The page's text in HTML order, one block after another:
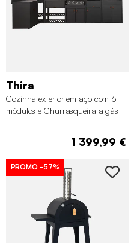
Thira
Cozinha exterior em aço com 6
módulos e Churrasqueira a gás
1 399,99 €
PROMO -57%